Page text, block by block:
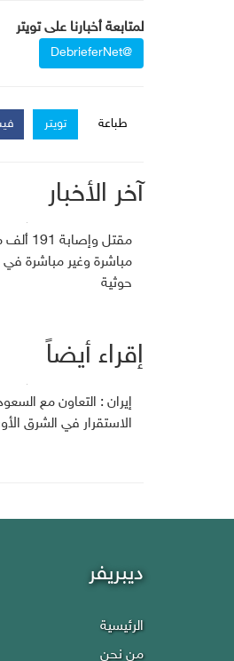
لمتابعة أخبارنا على تويتر
@DebrieferNet
طباعة تويتر
آخر الأخبار
مقتل
مباشرة وغير مباشرة
حوثية
إقراء أيضاً
إيران : التعاون مع
الاستقرار في الشرق
ديبريفر
الرئيسية
من نحن